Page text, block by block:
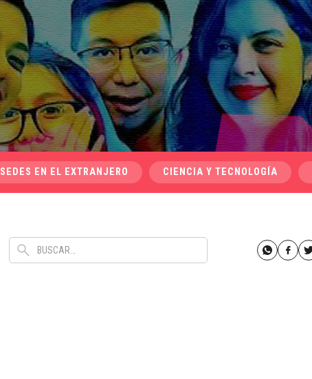
SEDES EN EL EXTRANJERO CIENCIA Y TECNOLOGÍA